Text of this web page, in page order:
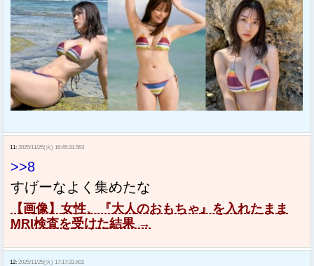
11: 2025/11/25(火) 16:45:31.563
>>8
すげーなよく集めたな
【画像】女性、『大人のおもちゃ』を入れたまま
MRI検査を受けた結果 →
12: 2025/11/25(火) 17:17:33.602